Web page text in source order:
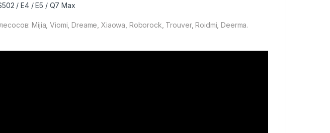
/ E4 / E5 / Q7 Max
Mijia, Viomi, Dreame, Xiaowa, Roborock, Trouver, Roidmi, Deerma.